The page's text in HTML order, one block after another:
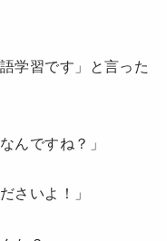
学習です」と言った
んですね？」
さいよ！」